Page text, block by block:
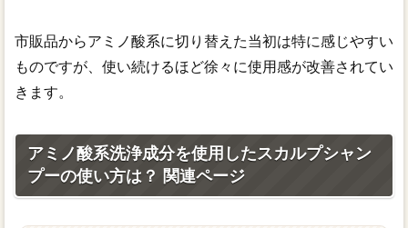
市販品からアミノ酸系に切り替えた当初は特に感じやすい
ものですが、使い続けるほど徐々に使用感が改善されてい
きます。
アミノ酸系洗浄成分を使用したスカルプシャン
プーの使い方は？ 関連ページ